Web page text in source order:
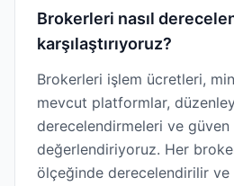
Brokerleri nasıl
karşılaştırıyoruz?
Brokerleri işlem ücretleri,
mevcut platformlar,
derecelendirmeleri ve güven
değerlendiriyoruz. Her
ölçeğinde derecelendirilir ve